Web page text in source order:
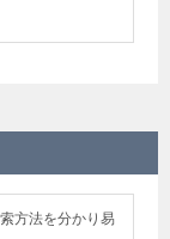
方法を分かり易